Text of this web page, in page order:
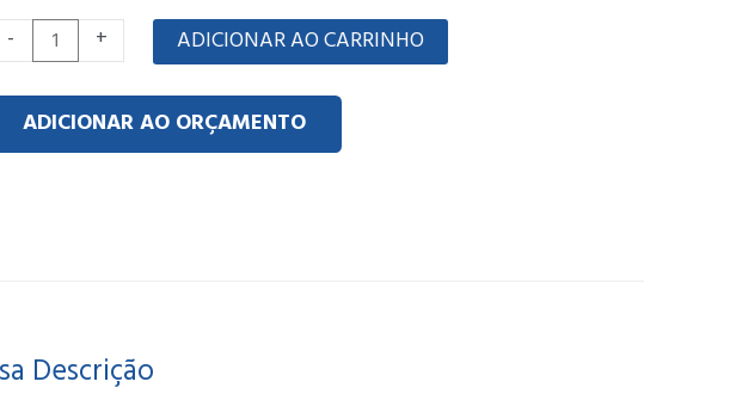
-
Quantidade
+ ADICIONAR AO CARRINHO
ADICIONAR AO ORÇAMENTO
Descrição